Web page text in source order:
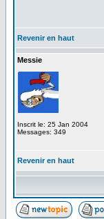
Revenir en haut
Messie
Inscrit le: 25 Jan 2004
Messages: 349
Revenir en haut